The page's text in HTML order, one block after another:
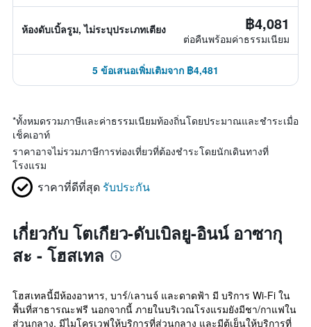
ห้องดับเบิ้ลรูม, ไม่ระบุประเภทเตียง ฿4,081
ต่อคืนพร้อมค่าธรรมเนียม
5 ข้อเสนอเพิ่มเติมจาก ฿4,481
*ทั้งหมดรวมภาษีและค่าธรรมเนียมท้องถิ่นโดยประมาณและชำระเมื่อ
เช็คเอาท์
ราคาอาจไม่รวมภาษีการท่องเที่ยวที่ต้องชำระโดยนักเดินทางที่
โรงแรม
ราคาที่ดีที่สุด รับประกัน
เกี่ยวกับ โตเกียว-ดับเบิลยู-อินน์ อาซากุ
สะ - โฮสเทล
โฮสเทลนี้มีห้องอาหาร, บาร์/เลานจ์ และดาดฟ้า มี บริการ Wi-Fi ใน
พื้นที่สาธารณะฟรี นอกจากนี้ ภายในบริเวณโรงแรมยังมีชา/กาแฟใน
ส่วนกลาง, มีไมโครเวฟให้บริการที่ส่วนกลาง และมีตู้เย็นให้บริการที่